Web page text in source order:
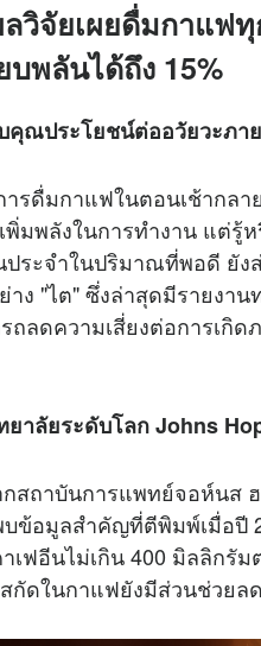
วิจัยเผยดื่มกาแฟ
บพลันได้ถึง 15%
คุณประโยชน์ต่ออวัยวะภา
รดื่มกาแฟในตอนเช้ากล
มพลังในการทำงาน แต่รู้
ระจำในปริมาณที่พอดี ยัง
ง "ไต" ซึ่งล่าสุดมีรายงา
ลดความเสี่ยงต่อการเกิด
ยาลัยระดับโลก Johns
สถาบันการแพทย์จอห์นส ฮ
ข้อมูลสำคัญที่ตีพิมพ์เมื่อปี
เฟอีนไม่เกิน 400 มิลลิกรั
ดในกาแฟยังมีส่วนช่วยล